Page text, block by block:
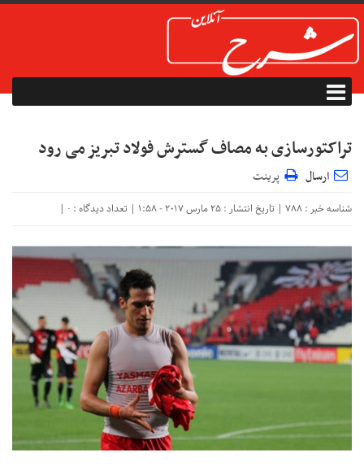
تراکتورسازی به مصاف گسترش فولاد تبریز می رود
ارسال پرینت
شناسه خبر : 788 | تاریخ انتشار : 25 مارس 2017 - 1:58 | تعداد دیدگاه : ۰ |